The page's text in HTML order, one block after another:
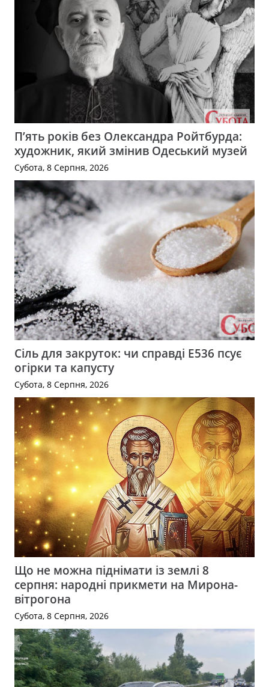
П’ять років без Олександра Ройтбурда:
художник, який змінив Одеський музей
Субота, 8 Серпня, 2026
Сіль для закруток: чи справді Е536 псує
огірки та капусту
Субота, 8 Серпня, 2026
Що не можна піднімати із землі 8
серпня: народні прикмети на Мирона-
вітрогона
Субота, 8 Серпня, 2026